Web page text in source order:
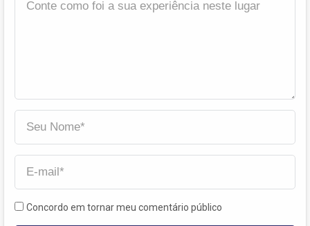
Concordo em tornar meu comentário público